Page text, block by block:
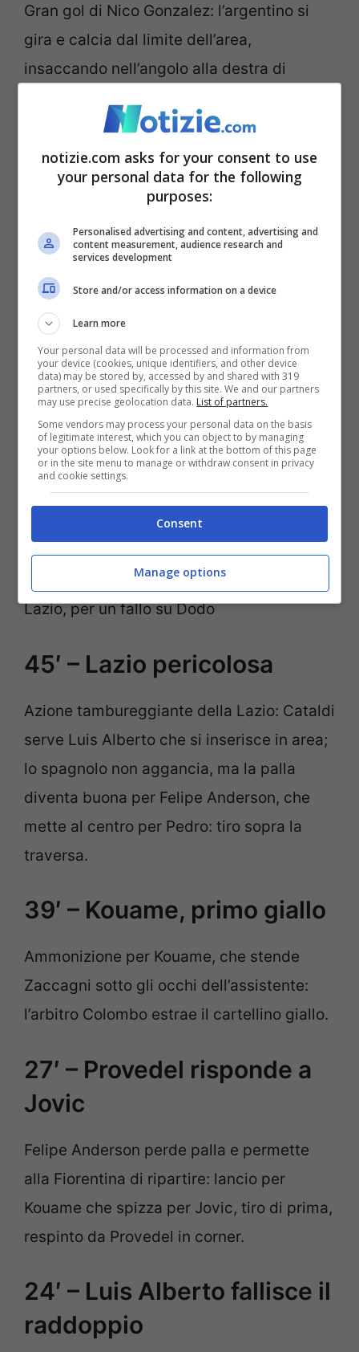
Gran gol di Nico Gonzalez: l’argentino si
gira e calcia dal limite dell’area,
insaccando nell’angolo alla destra di
46′ – Si riparte
Inizia la ripresa, con una sostituzione per la
Fiorentina: dentro Saponara, al posto di
Kouame.
45+2 – Fine primo tempo:
Lazio-Fiorentina 1-0
Dopo oltre due minuti di recupero, l’arbitro
Colombo manda tutti negli spogliatoi.
All’intervallo Lazio in vantaggio: decide il
gol di Casale.
45+1′ Ammonito Zaccagni
Cartellino giallo per l’attaccante della
Lazio, per un fallo su Dodo
45′ – Lazio pericolosa
Azione tambureggiante della Lazio: Cataldi
serve Luis Alberto che si inserisce in area;
lo spagnolo non aggancia, ma la palla
diventa buona per Felipe Anderson, che
mette al centro per Pedro: tiro sopra la
traversa.
39′ – Kouame, primo giallo
Ammonizione per Kouame, che stende
Zaccagni sotto gli occhi dell’assistente:
l’arbitro Colombo estrae il cartellino giallo.
27′ – Provedel risponde a
Jovic
Felipe Anderson perde palla e permette
alla Fiorentina di ripartire: lancio per
Kouame che spizza per Jovic, tiro di prima,
respinto da Provedel in corner.
24′ – Luis Alberto fallisce il
raddoppio
notizie.com asks for your consent to use
your personal data for the following
purposes:
Personalised advertising and content, advertising and
content measurement, audience research and
services development
Store and/or access information on a device
Learn more
Your personal data will be processed and information from
your device (cookies, unique identifiers, and other device
data) may be stored by, accessed by and shared with 319
partners, or used specifically by this site. We and our partners
may use precise geolocation data. List of partners.
Some vendors may process your personal data on the basis
of legitimate interest, which you can object to by managing
your options below. Look for a link at the bottom of this page
or in the site menu to manage or withdraw consent in privacy
and cookie settings.
Consent
Manage options